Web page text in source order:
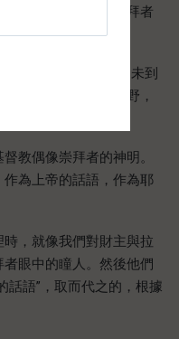
慨的反應。偶像崇拜者
有燃燒的火燄；他們未到
大地成了荒涼的曠野，
教偶像崇拜者的神明。
為上帝的話語，作為耶
，就像我們對財主與拉
眼中的瞳人。然後他們
話語”，取而代之的，根據